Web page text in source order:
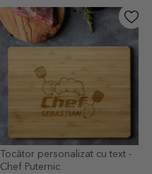
Tocător personalizat cu text -
Chef Puternic